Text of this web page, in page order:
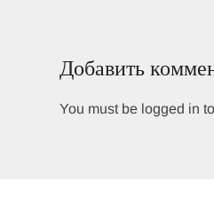
Добавить
You must be logged in